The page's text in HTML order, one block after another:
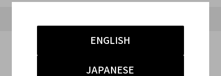
ENGLISH
JAPANESE